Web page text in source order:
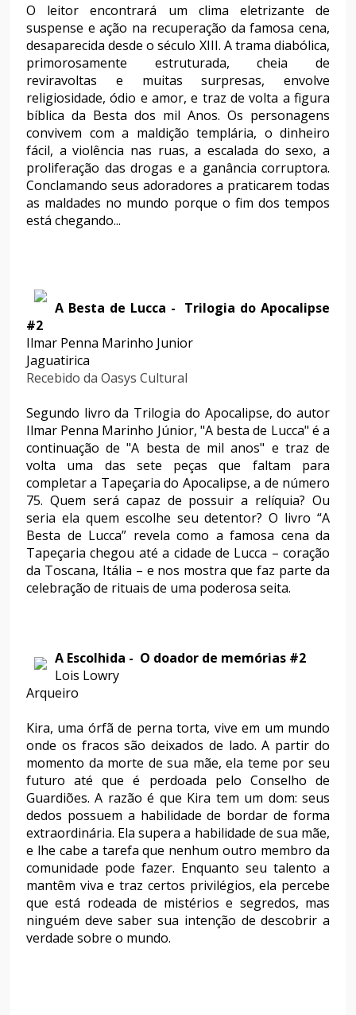
O leitor encontrará um clima eletrizante de
suspense e ação na recuperação da famosa cena,
desaparecida desde o século XIII. A trama diabólica,
primorosamente estruturada, cheia de
reviravoltas e muitas surpresas, envolve
religiosidade, ódio e amor, e traz de volta a figura
bíblica da Besta dos mil Anos. Os personagens
convivem com a maldição templária, o dinheiro
fácil, a violência nas ruas, a escalada do sexo, a
proliferação das drogas e a ganância corruptora.
Conclamando seus adoradores a praticarem todas
as maldades no mundo porque o fim dos tempos
está chegando...
A Besta de Lucca - Trilogia do Apocalipse
#2
Ilmar Penna Marinho Junior
Jaguatirica
Recebido da Oasys Cultural
Segundo livro da Trilogia do Apocalipse, do autor
Ilmar Penna Marinho Júnior, "A besta de Lucca" é a
continuação de "A besta de mil anos" e traz de
volta uma das sete peças que faltam para
completar a Tapeçaria do Apocalipse, a de número
75. Quem será capaz de possuir a relíquia? Ou
seria ela quem escolhe seu detentor? O livro “A
Besta de Lucca” revela como a famosa cena da
Tapeçaria chegou até a cidade de Lucca – coração
da Toscana, Itália – e nos mostra que faz parte da
celebração de rituais de uma poderosa seita.
A Escolhida - O doador de memórias #2
Lois Lowry
Arqueiro
Kira, uma órfã de perna torta, vive em um mundo
onde os fracos são deixados de lado. A partir do
momento da morte de sua mãe, ela teme por seu
futuro até que é perdoada pelo Conselho de
Guardiões. A razão é que Kira tem um dom: seus
dedos possuem a habilidade de bordar de forma
extraordinária. Ela supera a habilidade de sua mãe,
e lhe cabe a tarefa que nenhum outro membro da
comunidade pode fazer. Enquanto seu talento a
mantêm viva e traz certos privilégios, ela percebe
que está rodeada de mistérios e segredos, mas
ninguém deve saber sua intenção de descobrir a
verdade sobre o mundo.